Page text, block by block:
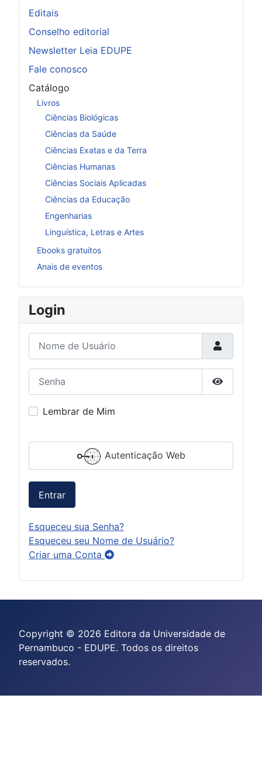
Editais
Conselho editorial
Newsletter Leia EDUPE
Fale conosco
Catálogo
Livros
Ciências Biológicas
Ciências da Saúde
Ciências Exatas e da Terra
Ciências Humanas
Ciências Sociais Aplicadas
Ciências da Educação
Engenharias
Linguística, Letras e Artes
Ebooks gratuitos
Anais de eventos
Login
Nome de Usuário
Mostrar
Lembrar de Mim
Autenticação Web
Entrar
Esqueceu sua Senha?
Esqueceu seu Nome de Usuário?
Criar uma Conta
Copyright © 2026 Editora da Universidade de
Pernambuco - EDUPE. Todos os direitos
reservados.